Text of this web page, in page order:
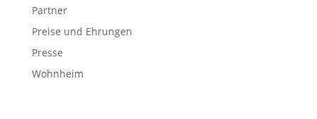
Partner
Preise und Ehrungen
Presse
Wohnheim